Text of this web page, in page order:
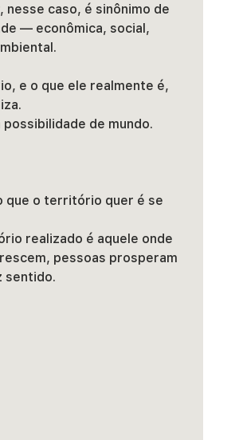
nesse caso, é sinônimo de
— econômica, social,
e o que ele realmente é,
possibilidade de mundo.
que o território quer é se
realizado é aquele onde
pessoas prosperam
sentido.